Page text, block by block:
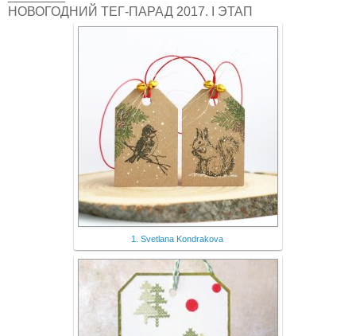
НОВОГОДНИЙ ТЕГ-ПАРАД 2017. I ЭТАП
1. Svetlana Kondrakova